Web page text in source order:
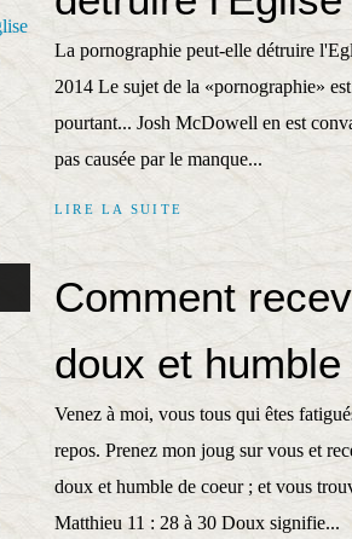
La pornographie peut-elle détruire
2014 Le sujet de la «pornographie»
pourtant... Josh McDowell en est
pas causée par le manque...
LIRE LA SUITE
Comment
doux et
Venez à moi, vous tous qui êtes
repos. Prenez mon joug sur vous et
doux et humble de coeur ; et vous
Matthieu 11 : 28 à 30 Doux signifie...